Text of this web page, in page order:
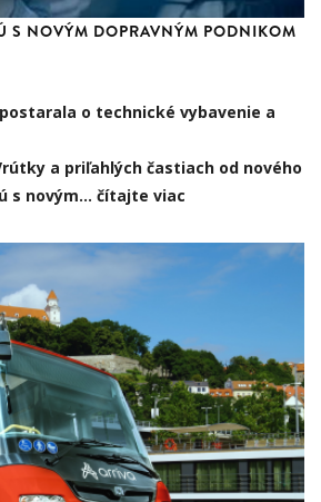
S NOVÝM DOPRAVNÝM PODNIKOM
o technické vybavenie a
a priľahlých častiach od nového
s novým… čítajte viac